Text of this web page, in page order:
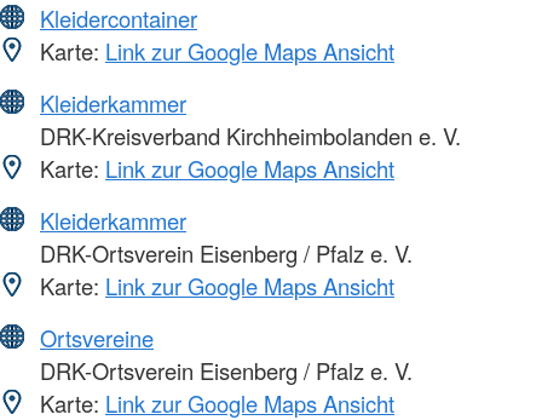
Kleidercontainer
Karte: Link zur Google Maps Ansicht
Kleiderkammer
DRK-Kreisverband Kirchheimbolanden e. V.
Karte: Link zur Google Maps Ansicht
Kleiderkammer
DRK-Ortsverein Eisenberg / Pfalz e. V.
Karte: Link zur Google Maps Ansicht
Ortsvereine
DRK-Ortsverein Eisenberg / Pfalz e. V.
Karte: Link zur Google Maps Ansicht